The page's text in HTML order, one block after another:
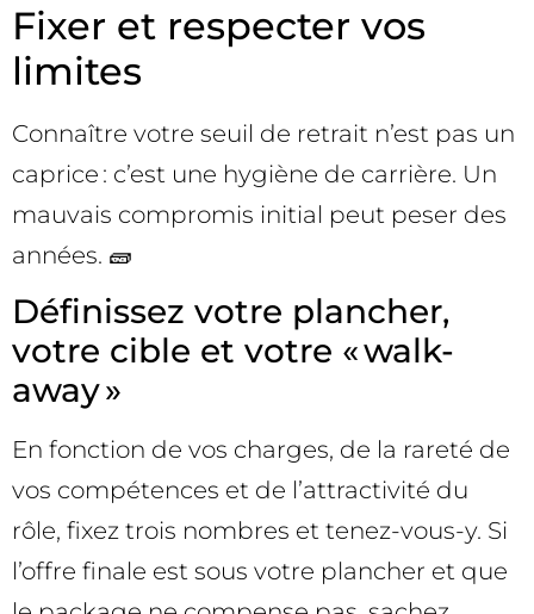
Fixer et respecter vos
limites
Connaître votre seuil de retrait n’est pas un
caprice : c’est une hygiène de carrière. Un
mauvais compromis initial peut peser des
années. 🧱
Définissez votre plancher,
votre cible et votre « walk-
away »
En fonction de vos charges, de la rareté de
vos compétences et de l’attractivité du
rôle, fixez trois nombres et tenez-vous-y. Si
l’offre finale est sous votre plancher et que